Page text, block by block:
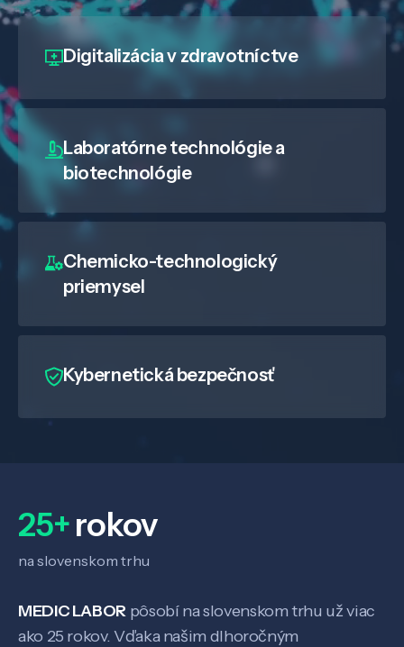
Know-how
Digitalizáciav zdravotníctve
Laboratórne technológie a
biotechnológie
Chemicko-technologický
priemysel
Kybernetická bezpečnosť
25+rokov
na slovenskom trhu
MEDIC LABOR pôsobí na slovenskom trhu už viac
ako 25 rokov. Vďaka našim dlhoročným